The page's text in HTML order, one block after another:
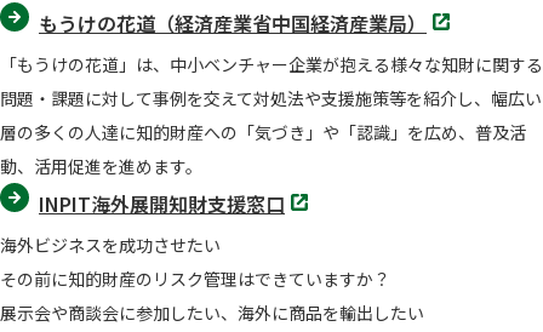
く
もうけの花道（経済産業省中国経済産業局）
別
タ
で
開
く
「もうけの花道」は、中小ベンチャー企業が抱える様々な知財に関する
問題・課題に対して事例を交えて対処法や支援施策等を紹介し、幅広い
層の多くの人達に知的財産への「気づき」や「認識」を広め、普及活
動、活用促進を進めます。
INPIT海外展開知財支援窓口 別
タ
く
海外ビジネスを成功させたい
その前に知的財産のリスク管理はできていますか？
展示会や商談会に参加したい、海外に商品を輸出したい